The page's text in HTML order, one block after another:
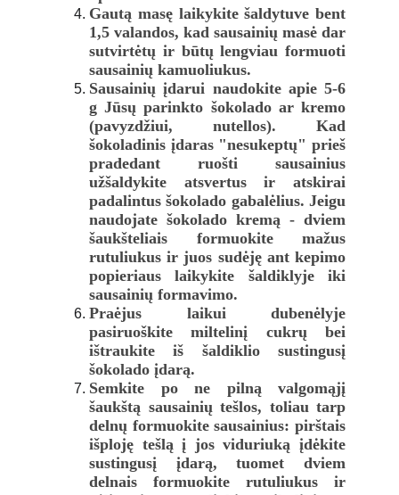
Gautą masę laikykite šaldytuve bent
1,5 valandos, kad sausainių masė dar
sutvirtėtų ir būtų lengviau formuoti
sausainių kamuoliukus.
Sausainių įdarui naudokite apie 5-6
g Jūsų parinkto šokolado ar kremo
(pavyzdžiui, nutellos). Kad
šokoladinis įdaras "nesukeptų" prieš
pradedant ruošti sausainius
užšaldykite atsvertus ir atskirai
padalintus šokolado gabalėlius. Jeigu
naudojate šokolado kremą - dviem
šaukšteliais formuokite mažus
rutuliukus ir juos sudėję ant kepimo
popieriaus laikykite šaldiklyje iki
sausainių formavimo.
Praėjus laikui dubenėlyje
pasiruoškite miltelinį cukrų bei
ištraukite iš šaldiklio sustingusį
šokolado įdarą.
Semkite po ne pilną valgomąjį
šaukštą sausainių tešlos, toliau tarp
delnų formuokite sausainius: pirštais
išploję tešlą į jos viduriuką įdėkite
sustingusį įdarą, tuomet dviem
delnais formuokite rutuliukus ir